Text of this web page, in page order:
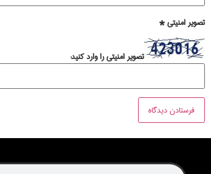
تصویر امنیتی*
تصویر امنیتی را وارد کنید: